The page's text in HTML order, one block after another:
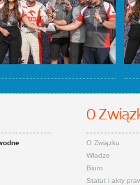
O
O Związku
Władze
Biuro
Statut i akty